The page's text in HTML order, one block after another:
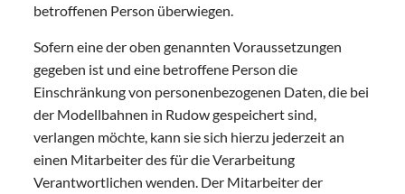
betroffenen Person überwiegen.
Sofern eine der oben genannten Voraussetzungen
gegeben ist und eine betroffene Person die
Einschränkung von personenbezogenen Daten, die bei
der Modellbahnen in Rudow gespeichert sind,
verlangen möchte, kann sie sich hierzu jederzeit an
einen Mitarbeiter des für die Verarbeitung
Verantwortlichen wenden. Der Mitarbeiter der